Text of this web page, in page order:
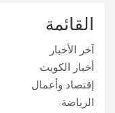
القائمة
آخر الأخبار
أخبار الكويت
إقتصاد وأعمال
الرياضة